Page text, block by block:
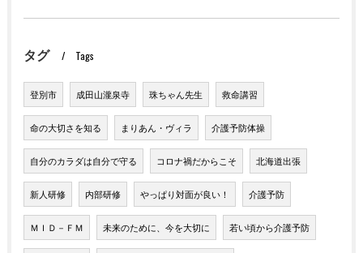
タグ Tags
登別市 成田山瀧泉寺 珠ちゃん先生 救命講習
命の大切さを知る まりあん・ヴィラ 介護予防体操
自分のカラダは自分で守る コロナ禍だからこそ 北海道出張
新人研修 内部研修 やっぱり対面が良い！ 介護予防
ＭＩＤ－ＦＭ 未来のために、今を大切に 若い頃から介護予防